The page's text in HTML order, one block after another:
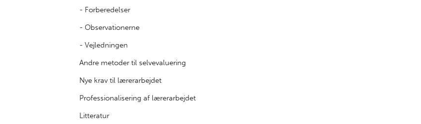
- Forberedelser
- Observationerne
- Vejledningen
Andre metoder til selvevaluering
Nye krav til lærerarbejdet
Professionalisering af lærerarbejdet
Litteratur